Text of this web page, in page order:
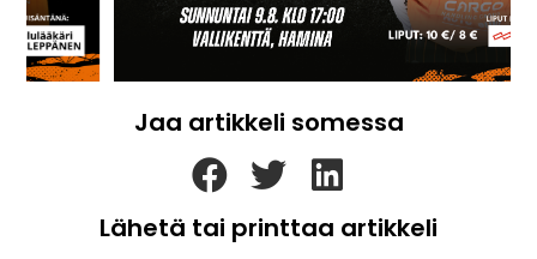
Jaa artikkeli somessa
Lähetä tai printtaa artikkeli